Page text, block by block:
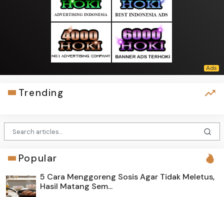
Trending
Popular
5 Cara Menggoreng Sosis Agar Tidak Meletus,
Hasil Matang Sem...